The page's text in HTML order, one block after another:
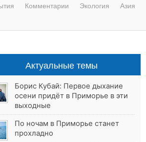
Комментарии Экология Азия
Актуальные темы
Борис Кубай: Первое дыхание
осени придёт в Приморье в эти
выходные
По ночам в Приморье станет
прохладно